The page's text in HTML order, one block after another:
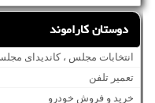
دوستان کاراموند
انتخابات مجلس ، کاندیدای
تعمیر تلفن
خرید و فروش خودرو